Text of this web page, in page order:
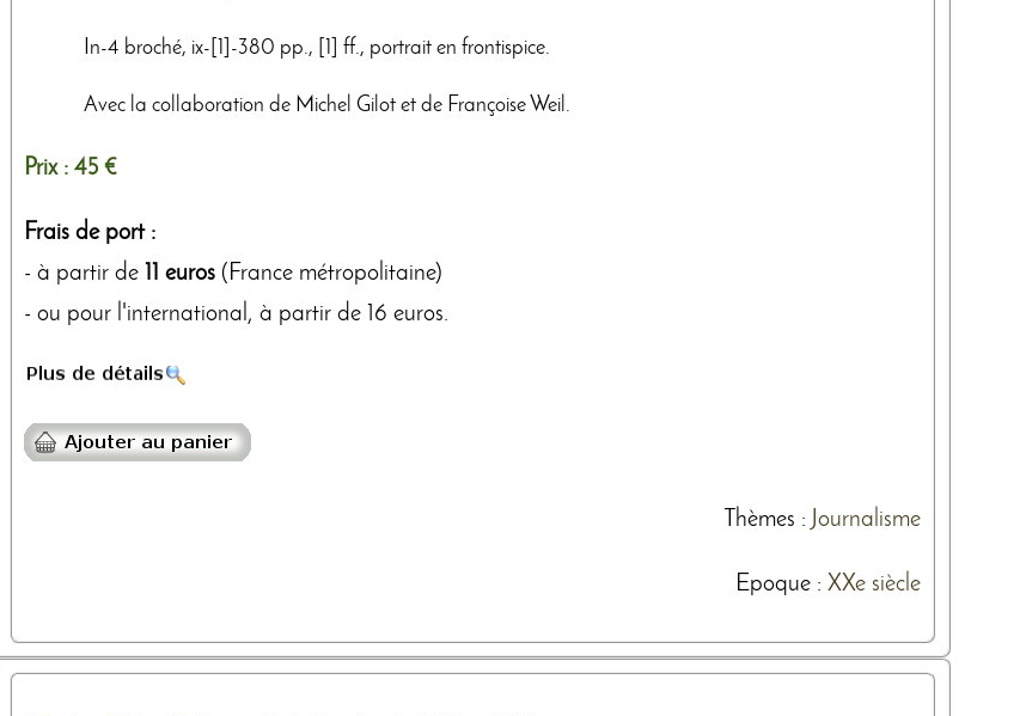
In-4 broché, ix-[1]-380 pp., [1] ff., portrait en frontispice.
Avec la collaboration de Michel Gilot et de Françoise Weil.
Prix : 45 €
Frais de port :
- à partir de 11 euros (France métropolitaine)
- ou pour l'international, à partir de 16 euros.
Thèmes : Journalisme
Epoque : XXe siècle